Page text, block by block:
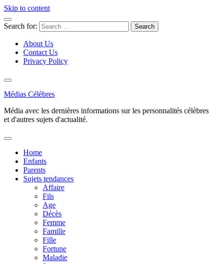
Skip to content
Search for:
About Us
Contact Us
Privacy Policy
Médias Célèbres
Média avec les dernières informations sur les personnalités célèbres
et d'autres sujets d'actualité.
Home
Enfants
Parents
Sujets tendances
Affaire
Fils
Age
Décès
Femme
Famille
Fille
Fortune
Maladie